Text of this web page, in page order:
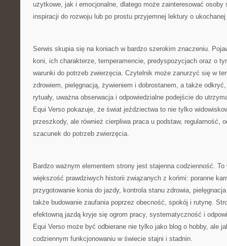
użytkowe, jak i emocjonalne, dlatego może zainteresować osoby
inspiracji do rozwoju lub po prostu przyjemnej lektury o
Serwis skupia się na koniach w bardzo szerokim znaczeniu.
koni, ich charakterze, temperamencie, predyspozycjach oraz o
warunki do potrzeb zwierzęcia. Czytelnik może zanurzyć się w
zdrowiem, pielęgnacją, żywieniem i dobrostanem, a także
rytuały, uważna obserwacja i odpowiedzialne podejście do
Equi Verso pokazuje, że świat jeździectwa to nie tylko
przeszkody, ale również cierpliwa praca u podstaw, regularność,
szacunek do potrzeb zwierzęcia.
Bardzo ważnym elementem strony jest stajenna codzienność. To
większość prawdziwych historii związanych z końmi: poranne
przygotowanie konia do jazdy, kontrola stanu zdrowia,
także budowanie zaufania poprzez obecność, spokój i rutynę.
efektowną jazdą kryje się ogrom pracy, systematyczność i
Equi Verso może być odbierane nie tylko jako blog o hobby, ale
codziennym funkcjonowaniu w świecie stajni i stadnin.